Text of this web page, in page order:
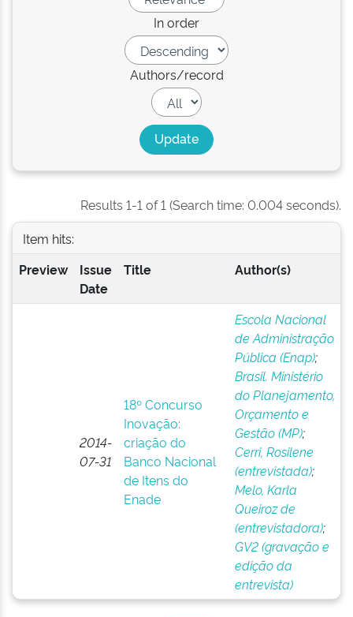
In order
Authors/record
Results 1-1 of 1 (Search time: 0.004 seconds).
Item hits:
Preview
Issue
Date
Title Author(s)
2014-
07-31
18º Concurso
Inovação:
criação do
Banco Nacional
de Itens do
Enade
Escola Nacional
de Administração
Pública (Enap);
Brasil. Ministério
do Planejamento,
Orçamento e
Gestão (MP);
Cerri, Rosilene
(entrevistada);
Melo, Karla
Queiroz de
(entrevistadora);
GV2 (gravação e
edição da
entrevista)